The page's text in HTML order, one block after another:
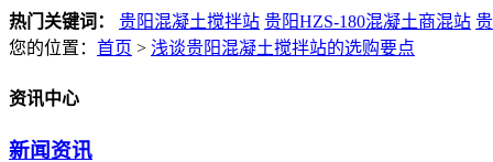
热门关键词： 贵阳混凝土搅拌站 贵阳HZS-180混凝土商混站
您的位置： 首页 > 浅谈贵阳混凝土搅拌站的选购要点
资讯中心
新闻资讯